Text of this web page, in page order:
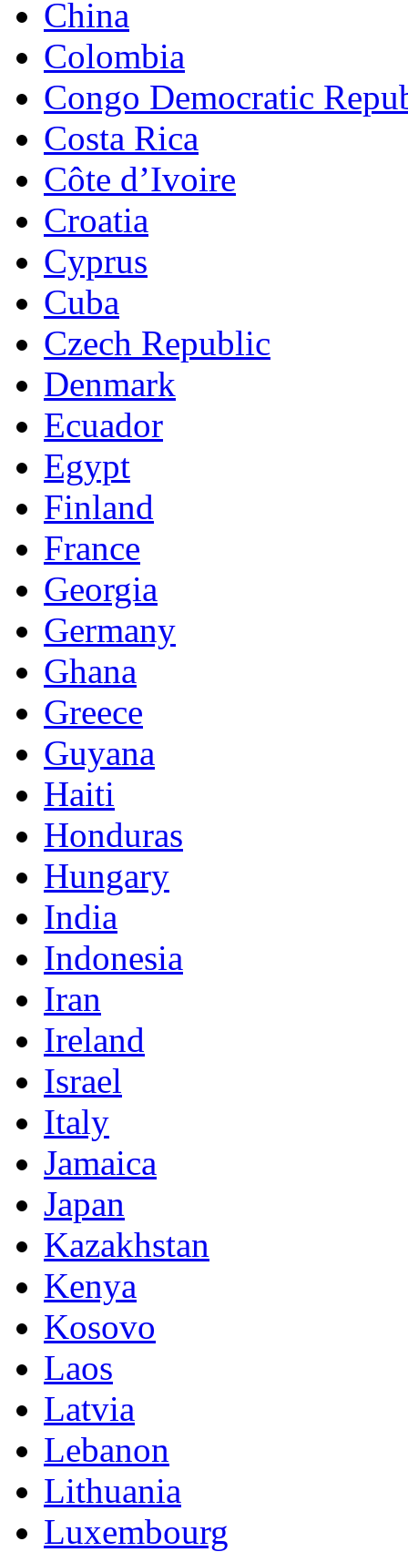
China
Colombia
Congo Democratic
Costa Rica
Côte d’Ivoire
Croatia
Cyprus
Cuba
Czech Republic
Denmark
Ecuador
Egypt
Finland
France
Georgia
Germany
Ghana
Greece
Guyana
Haiti
Honduras
Hungary
India
Indonesia
Iran
Ireland
Israel
Italy
Jamaica
Japan
Kazakhstan
Kenya
Kosovo
Laos
Latvia
Lebanon
Lithuania
Luxembourg